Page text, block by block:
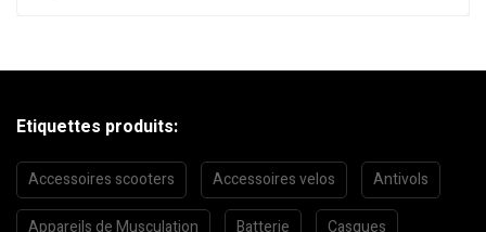
Etiquettes produits:
Accessoires scooters Accessoires velos Antivols
Appareils de Musculation Batterie Casques